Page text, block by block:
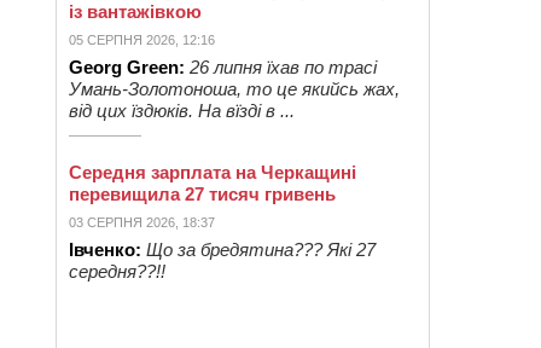
із вантажівкою
05 СЕРПНЯ 2026, 12:16
Georg Green: 26 липня їхав по трасі
Умань-Золотоноша, то це якийсь жах,
від цих їздюків. На вїзді в ...
Середня зарплата на Черкащині
перевищила 27 тисяч гривень
03 СЕРПНЯ 2026, 18:37
Івченко: Що за бредятина??? Які 27
середня??!!